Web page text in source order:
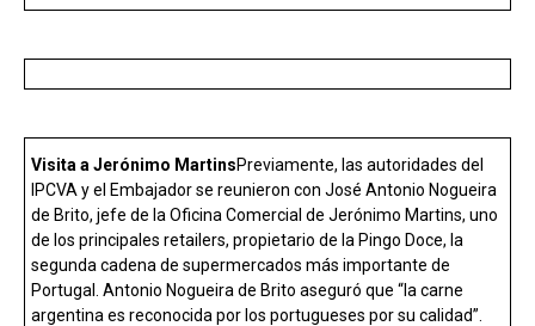
Visita a Jerónimo MartinsPreviamente, las autoridades del
IPCVA y el Embajador se reunieron con José Antonio Nogueira
de Brito, jefe de la Oficina Comercial de Jerónimo Martins, uno
de los principales retailers, propietario de la Pingo Doce, la
segunda cadena de supermercados más importante de
Portugal. Antonio Nogueira de Brito aseguró que “la carne
argentina es reconocida por los portugueses por su calidad”.